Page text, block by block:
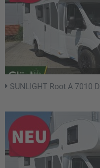
SUNLIGHT Root A 7010 D